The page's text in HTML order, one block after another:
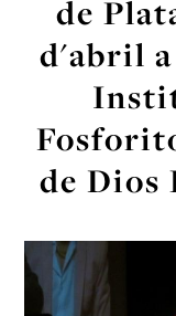
de
d'abril
de Dios